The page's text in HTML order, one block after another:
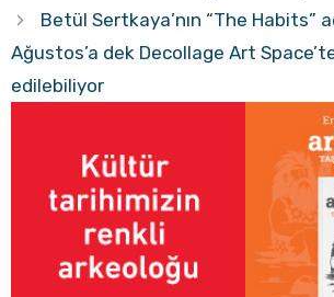
Betül Sertkaya’nın “The Habits”
Ağustos’a dek Decollage Art
edilebiliyor